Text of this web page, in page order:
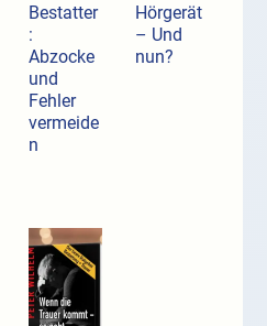
Bestatter
:
Abzocke
und
Fehler
vermeide
n
Hörgerät
– Und
nun?